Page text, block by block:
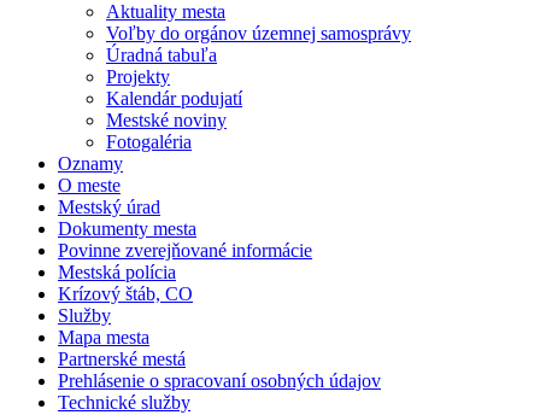
Aktuality mesta
Voľby do orgánov územnej samosprávy
Úradná tabuľa
Projekty
Kalendár podujatí
Mestské noviny
Fotogaléria
Oznamy
O meste
Mestský úrad
Dokumenty mesta
Povinne zverejňované informácie
Mestská polícia
Krízový štáb, CO
Služby
Mapa mesta
Partnerské mestá
Prehlásenie o spracovaní osobných údajov
Technické služby